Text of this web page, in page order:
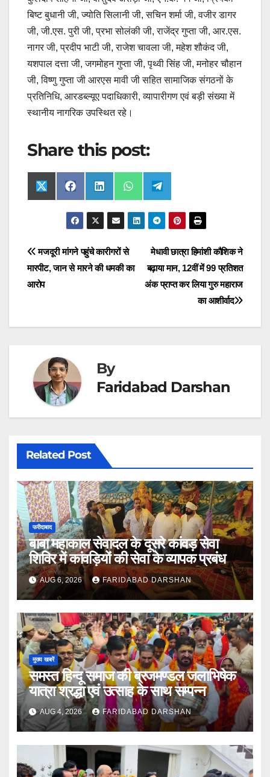
बिष्ट बुधानी जी, ज्योति सिलानी जी, सचिन शर्मा जी, वजीर डागर
जी, जी.एस. पुरी जी, प्रभा सोलंकी जी, राजेंद्र गुप्ता जी, आर.एस.
नागर जी, प्रदीप भाटी जी, राजेश चावला जी, महेश शौकंद जी,
यशपाल दत्ता जी, जगमोहन गुप्ता जी, पृथ्वी सिंह जी, मनोहर चौहान
जी, विष्णु गुप्ता जी आरएस मावी जी सहित सामाजिक संगठनों के
प्रतिनिधि, आरडब्ल्यूए पदाधिकारी, व्यापारीगण एवं बड़ी संख्या में
स्थानीय नागरिक उपस्थित रहे।
Share this post:
Share
on
X
(
t
e
r
Share
on
F
a
c
e
b
o
k
Share
on
L
i
n
e
I
n
Share
on
W
h
a
t
s
Share
on
T
e
l
g
a
m
Post
navigation
मेधावी छात्रा हिमांशी कौशिक ने
बढ़ाया मान, 12वीं में 99 प्रतिशत
अंक प्राप्त कर लिया गुरु महाराज
का आशीर्वाद
मजदूरी मांगने पहुंचे कारीगरों से
मारपीट, जान से मारने की धमकी का
आरोप
By
Faridabad Darshan
Related Post
फरीदाबाद
बाबा महाकाल सेवादल के दूसरे कांवड़ सेवा
शिविर में कांवड़ियों की सेवा के व्यापक प्रबंध
AUG 6, 2026 FARIDABAD DARSHAN
मुख्य खबरें
समस्त हिन्दू समाज की ब्रजमण्डल जलाभिषेक
यात्रा श्रद्धा एवं उत्साह के साथ सम्पन्न
AUG 4, 2026 FARIDABAD DARSHAN